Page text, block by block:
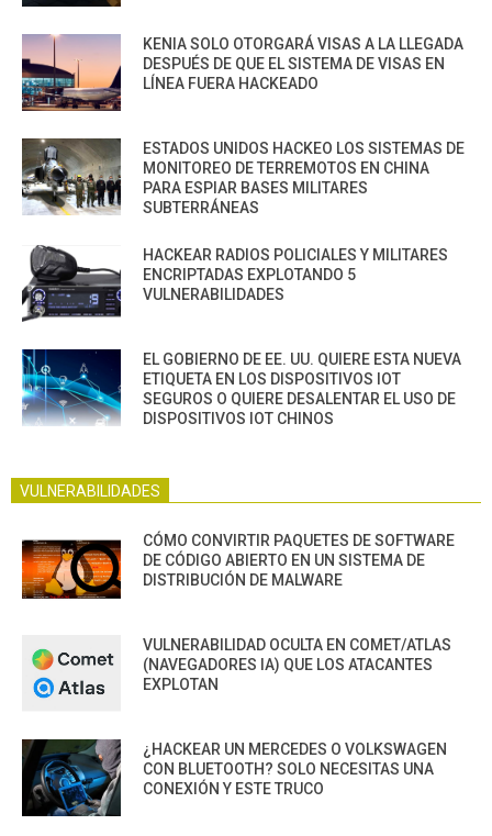
KENIA SOLO OTORGARÁ VISAS A LA LLEGADA
DESPUÉS DE QUE EL SISTEMA DE VISAS EN
LÍNEA FUERA HACKEADO
ESTADOS UNIDOS HACKEO LOS SISTEMAS DE
MONITOREO DE TERREMOTOS EN CHINA
PARA ESPIAR BASES MILITARES
SUBTERRÁNEAS
HACKEAR RADIOS POLICIALES Y MILITARES
ENCRIPTADAS EXPLOTANDO 5
VULNERABILIDADES
EL GOBIERNO DE EE. UU. QUIERE ESTA NUEVA
ETIQUETA EN LOS DISPOSITIVOS IOT
SEGUROS O QUIERE DESALENTAR EL USO DE
DISPOSITIVOS IOT CHINOS
VULNERABILIDADES
CÓMO CONVIRTIR PAQUETES DE SOFTWARE
DE CÓDIGO ABIERTO EN UN SISTEMA DE
DISTRIBUCIÓN DE MALWARE
VULNERABILIDAD OCULTA EN COMET/ATLAS
(NAVEGADORES IA) QUE LOS ATACANTES
EXPLOTAN
¿HACKEAR UN MERCEDES O VOLKSWAGEN
CON BLUETOOTH? SOLO NECESITAS UNA
CONEXIÓN Y ESTE TRUCO